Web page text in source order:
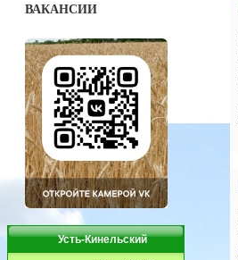
ВАКАНСИИ
Усть-Кинельский